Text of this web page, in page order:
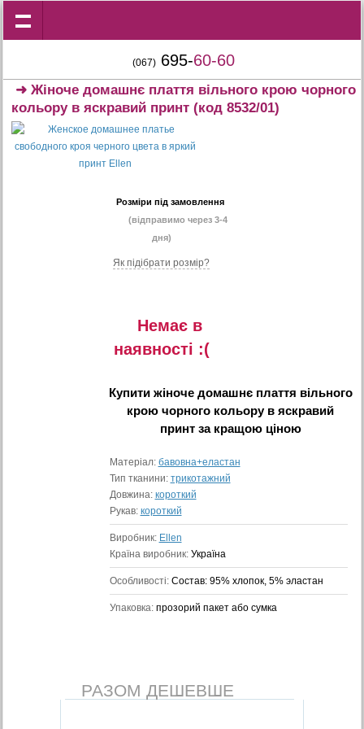
(067) 695-60-60
➜Жіноче домашнє плаття вільного крою чорного
кольору в яскравий принт (код 8532/01)
Розміри під замовлення
(відправимо через 3-4
дня)
Як підібрати розмір?
Немає в
наявностi :(
Купити жіноче домашнє плаття вільного
крою чорного кольору в яскравий
принтза кращою ціною
Матеріал: бавовна+еластан
Тип тканини: трикотажний
Довжина: короткий
Рукав: короткий
Виробник: Ellen
Країна виробник: Україна
Особливості: Состав: 95% хлопок, 5% эластан
Упаковка: прозорий пакет або сумка
РАЗОМ ДЕШЕВШЕ